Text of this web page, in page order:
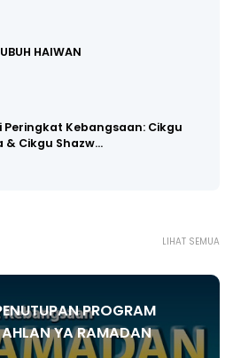
HAIWAN
Peringkat Kebangsaan: Cikgu
& Cikgu Shazw…
LIHAT SEMUA
PROGRAM
YA RAMADAN